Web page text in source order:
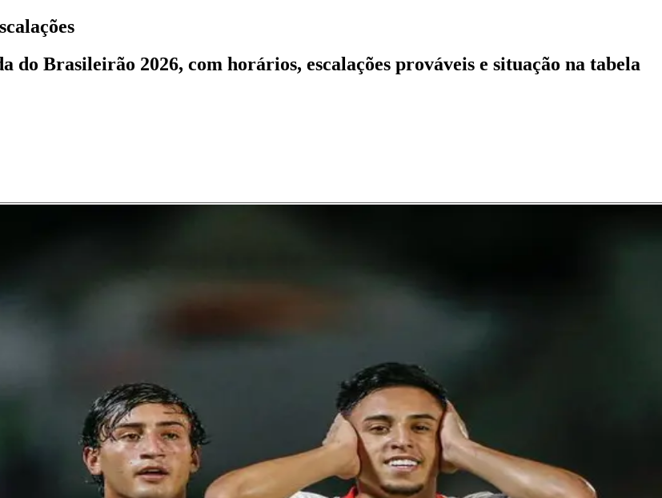
do Brasileirão 2026, com horários, escalações prováveis e situação na tabela